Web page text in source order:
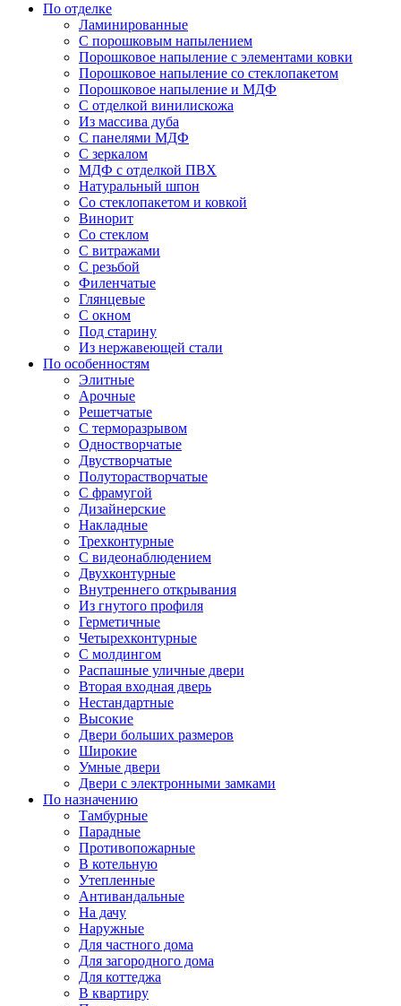
По отделке
Ламинированные
С порошковым напылением
Порошковое напыление с элементами ковки
Порошковое напыление со стеклопакетом
Порошковое напыление и МДФ
С отделкой винилискожа
Из массива дуба
С панелями МДФ
С зеркалом
МДФ с отделкой ПВХ
Натуральный шпон
Со стеклопакетом и ковкой
Винорит
Со стеклом
С витражами
С резьбой
Филенчатые
Глянцевые
С окном
Под старину
Из нержавеющей стали
По особенностям
Элитные
Арочные
Решетчатые
С терморазрывом
Одностворчатые
Двустворчатые
Полуторастворчатые
С фрамугой
Дизайнерские
Накладные
Трехконтурные
С видеонаблюдением
Двухконтурные
Внутреннего открывания
Из гнутого профиля
Герметичные
Четырехконтурные
С молдингом
Распашные уличные двери
Вторая входная дверь
Нестандартные
Высокие
Двери больших размеров
Широкие
Умные двери
Двери с электронными замками
По назначению
Тамбурные
Парадные
Противопожарные
В котельную
Утепленные
Антивандальные
На дачу
Наружные
Для частного дома
Для загородного дома
Для коттеджа
В квартиру